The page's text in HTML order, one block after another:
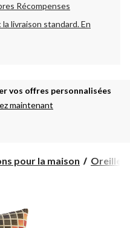
Récompenses
livraison standard.En
vos offres personnalisées
maintenant
pour la maison